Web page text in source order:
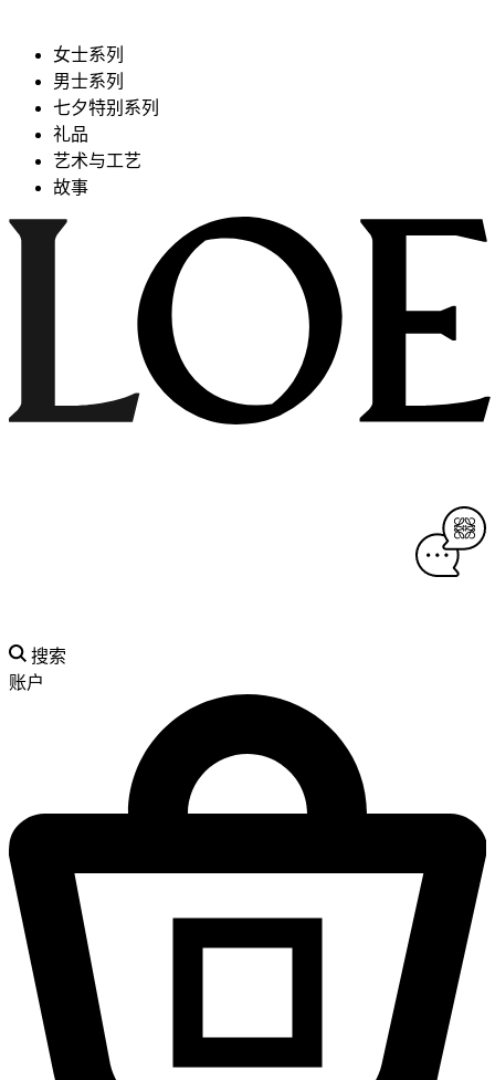
女士系列
男士系列
七夕特别系列
礼品
艺术与工艺
故事
搜索
账户